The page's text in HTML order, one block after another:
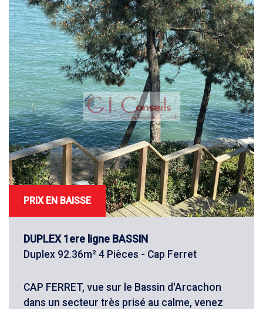
×Appartement ×Duplex
RECHERCHE
+ de critères +
PRIX EN BAISSE
DUPLEX 1ere ligne BASSIN
Duplex 92.36m² 4 Pièces - Cap Ferret
CAP FERRET, vue sur le Bassin d'Arcachon
dans un secteur très prisé au calme, venez